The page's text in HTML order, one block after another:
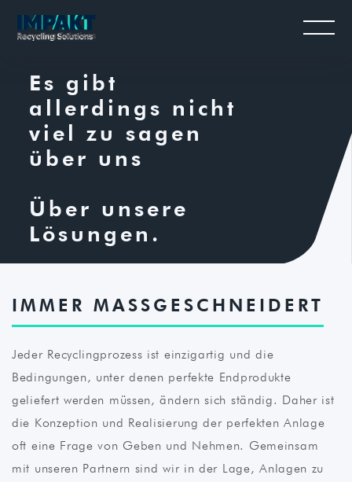
Es gibt
allerdings nicht
viel zu sagen
über uns
Über unsere
Lösungen.
IMMER MASSGESCHNEIDERT
Jeder Recyclingprozess ist einzigartig und die
Bedingungen, unter denen perfekte Endprodukte
geliefert werden müssen, ändern sich ständig. Daher ist
die Konzeption und Realisierung der perfekten Anlage
oft eine Frage von Geben und Nehmen. Gemeinsam
mit unseren Partnern sind wir in der Lage, Anlagen zu